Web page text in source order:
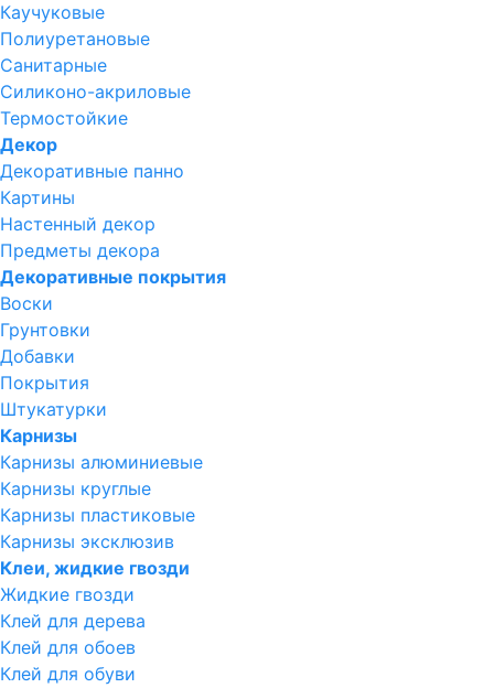
Каучуковые
Полиуретановые
Санитарные
Силиконо-акриловые
Термостойкие
Декор
Декоративные панно
Картины
Настенный декор
Предметы декора
Декоративные покрытия
Воски
Грунтовки
Добавки
Покрытия
Штукатурки
Карнизы
Карнизы алюминиевые
Карнизы круглые
Карнизы пластиковые
Карнизы эксклюзив
Клеи, жидкие гвозди
Жидкие гвозди
Клей для дерева
Клей для обоев
Клей для обуви